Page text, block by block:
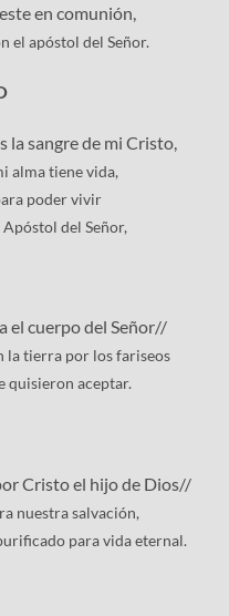
en comunión,
el apóstol del Señor.
la sangre de mi Cristo,
alma tiene vida,
poder vivir
del Señor,
el cuerpo del Señor//
la tierra por los fariseos
quisieron aceptar.
Cristo el hijo de Dios//
nuestra salvación,
para vida eternal.